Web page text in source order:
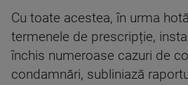
Cu toate acestea, în urma
termenele de prescripție,
închis numeroase cazuri de
condamnări, subliniază